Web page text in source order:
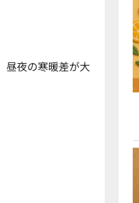
昼夜の寒暖差が大